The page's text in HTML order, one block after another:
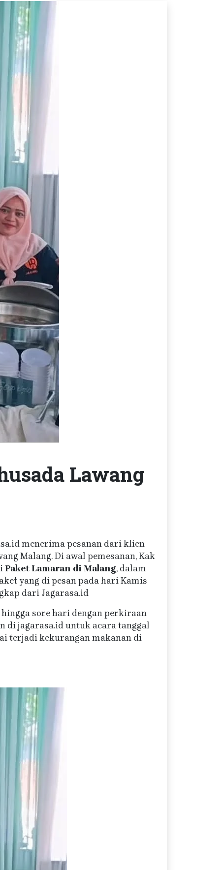
Lawang
menerima pesanan dari klien
Malang. Di awal pemesanan, Kak
Paket Lamaran di Malang, dalam
yang di pesan pada hari Kamis
dari Jagarasa.id
sore hari dengan perkiraan
di jagarasa.id untuk acara tanggal
terjadi kekurangan makanan di